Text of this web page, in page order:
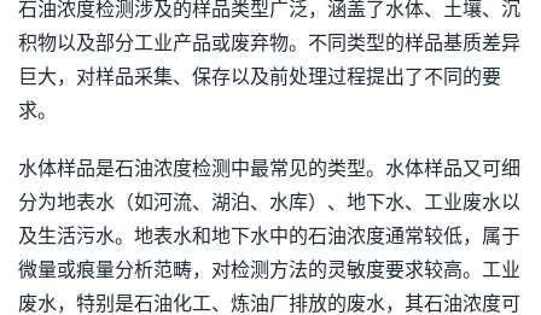
石油浓度检测涉及的样品类型广泛，涵盖了水体、土壤、沉
积物以及部分工业产品或废弃物。不同类型的样品基质差异
巨大，对样品采集、保存以及前处理过程提出了不同的要
求。
水体样品是石油浓度检测中最常见的类型。水体样品又可细
分为地表水（如河流、湖泊、水库）、地下水、工业废水以
及生活污水。地表水和地下水中的石油浓度通常较低，属于
微量或痕量分析范畴，对检测方法的灵敏度要求较高。工业
废水，特别是石油化工、炼油厂排放的废水，其石油浓度可